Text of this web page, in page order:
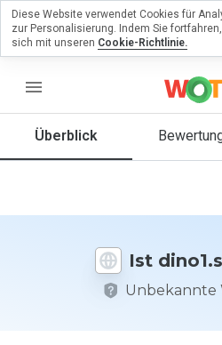
menu
Überblick
Ist
Unbekannte
eine
Sie diese
Diese Website verwendet Cookies für
zur Personalisierung. Indem Sie
sich mit unseren Cookie-Richtlinie.